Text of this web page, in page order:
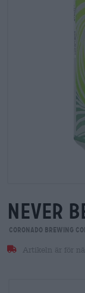
never
Coronado Brewing
Artikeln är för